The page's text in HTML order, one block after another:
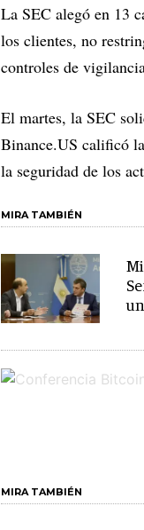
La SEC alegó en 13
los clientes, no
controles de
El martes, la SEC
Binance.US calificó
la seguridad de los
MIRA TAMBIÉN
MIRA TAMBIÉN